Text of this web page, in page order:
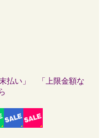
払い」 「上限金額な